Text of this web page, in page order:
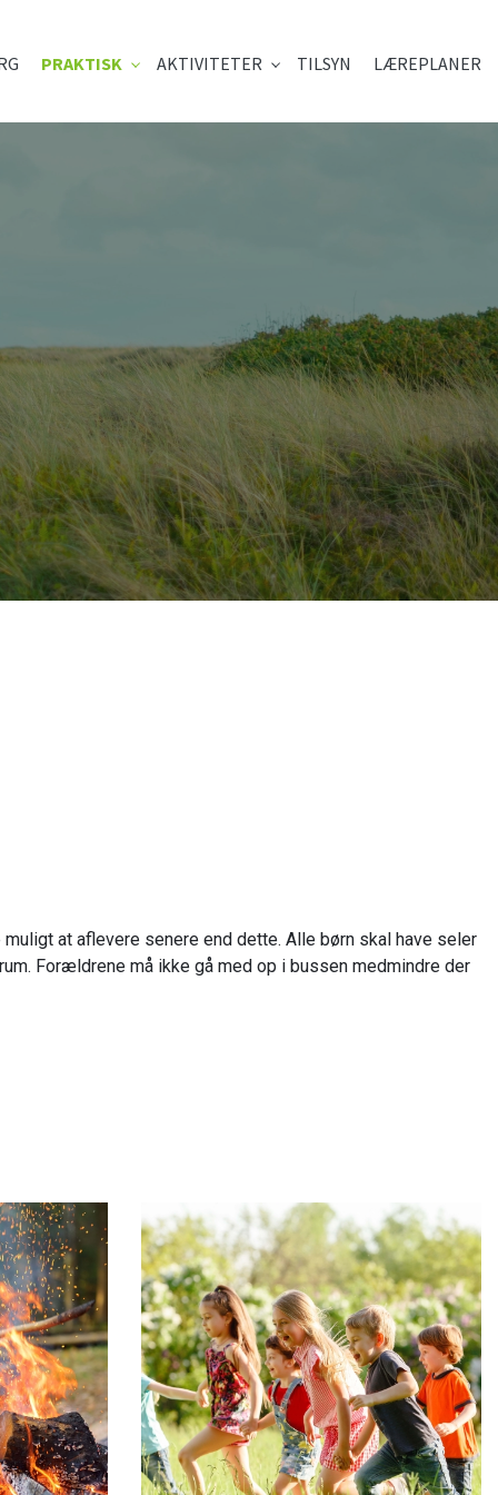
PRAKTISK AKTIVITETER TILSYN LÆREPLANER
at aflevere senere end dette. Alle børn skal have seler
Forældrene må ikke gå med op i bussen medmindre der